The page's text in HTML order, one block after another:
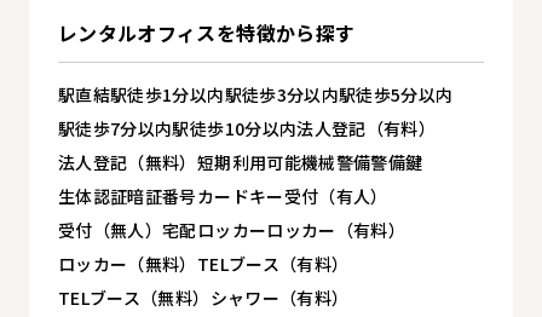
レンタルオフィスを特徴から探す
駅直結駅徒歩1分以内駅徒歩3分以内駅徒歩5分以内
駅徒歩7分以内駅徒歩10分以内法人登記（有料）
法人登記（無料） 短期利用可能機械警備警備鍵
生体認証暗証番号カードキー受付（有人）
受付（無人）宅配ロッカーロッカー（有料）
ロッカー（無料） TELブース（有料）
TELブース（無料） シャワー（有料）